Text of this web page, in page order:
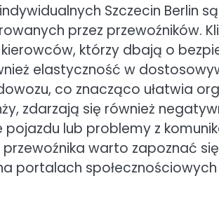
Szczecin Berlin
przez przewoźników.
którzy dbają o
elastyczność w
co znacząco ułatwia
zdarzają się również
lub problemy z
warto zapoznać
portalach